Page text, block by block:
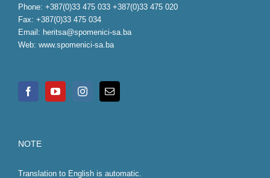
Phone: +387(0)33 475 033 +387(0)33 475 020
Fax: +387(0)33 475 034
Email: heritsa@spomenici-sa.ba
Web: www.spomenici-sa.ba
NOTE
Translation to English is automatic.